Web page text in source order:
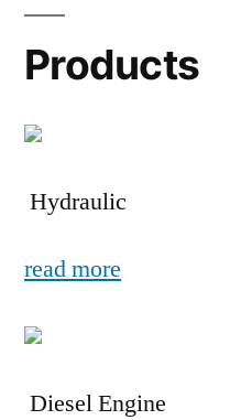
Products
Hydraulic
read more
Diesel Engine